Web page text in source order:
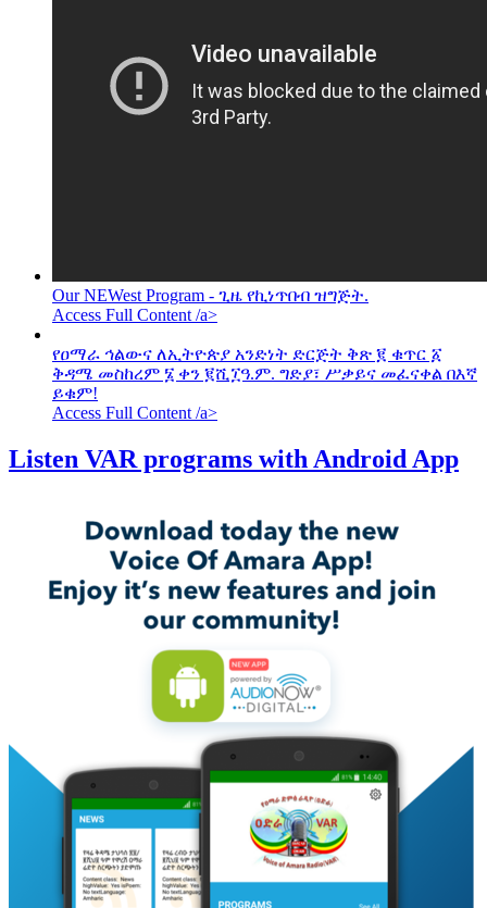
Our NEWest Program - ጊዜ የኪነጥበብ ዝግጅት.
Access Full Content /a>
የዐማራ ኅልውና ለኢትዮጵያ አንድነት ድርጅት ቅጽ ፪ ቁጥር ፩
ቅዳሜ መስከረም ፮ ቀን ፪ሺ፲ዓ.ም. ግድያ፣ ሥቃይና መፈናቀል በእኛ
ይቁም!
Access Full Content /a>
Listen VAR programs with Android App